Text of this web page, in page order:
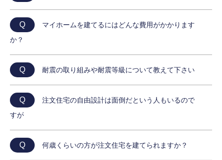
Q
マイホームを建てるにはどんな費用がかかります
か？
Q 耐震の取り組みや耐震等級について教えて下さい
Q
注文住宅の自由設計は面倒だという人もいるので
すが
Q 何歳くらいの方が注文住宅を建てられますか？